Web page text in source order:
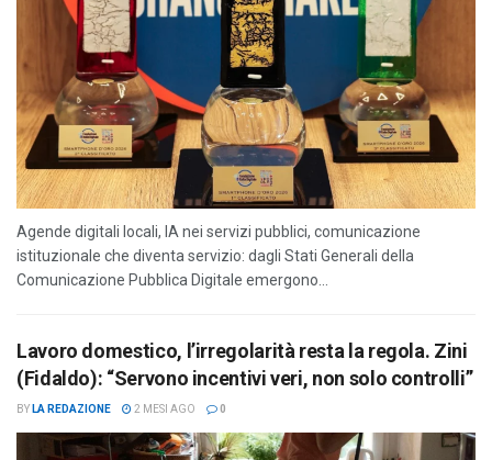
Agende digitali locali, IA nei servizi pubblici, comunicazione
istituzionale che diventa servizio: dagli Stati Generali della
Comunicazione Pubblica Digitale emergono...
Lavoro domestico, l’irregolarità resta la regola. Zini
(Fidaldo): “Servono incentivi veri, non solo controlli”
BY LA REDAZIONE 2 MESI AGO 0